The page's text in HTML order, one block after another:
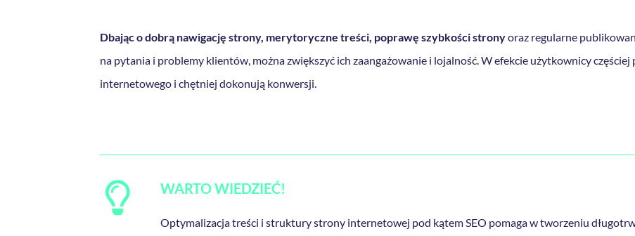
Dbając o dobrą nawigację strony, merytoryczne treści, poprawę szybkości stronyoraz regularne
na pytania i problemy klientów, można zwiększyć ich zaangażowanie i lojalność. W efekcie użytkownicy
internetowego i chętniej dokonują konwersji.
WARTO WIEDZIEĆ!
Optymalizacja treści i struktury strony internetowej pod kątem SEO pomaga w tworzeniu